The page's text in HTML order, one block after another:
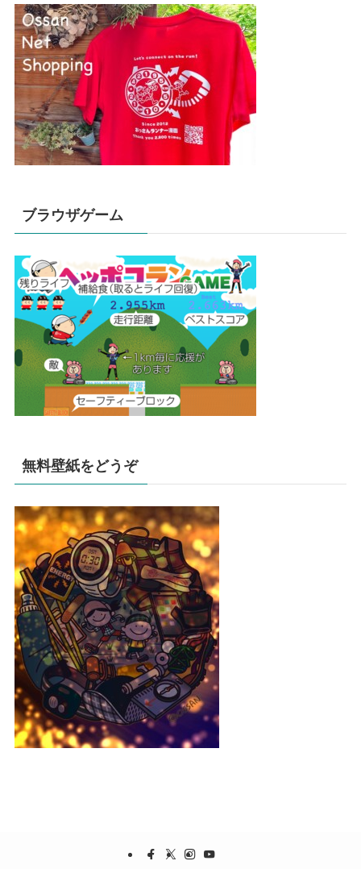
ブラウザゲーム
無料壁紙をどうぞ